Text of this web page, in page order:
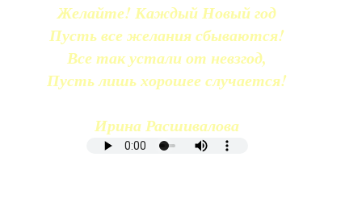
Желайте! Каждый Новый год
Пусть все желания сбываются!
Все так устали от невзгод,
Пусть лишь хорошее случается!
Ирина Расшивалова